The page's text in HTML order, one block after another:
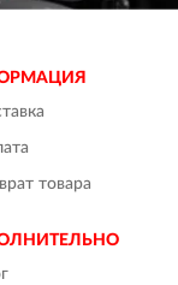
товара